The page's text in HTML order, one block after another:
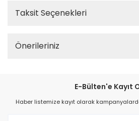
Taksit Seçenekleri
Önerileriniz
E-Bülten'e Kayıt
Haber listemize kayıt olarak